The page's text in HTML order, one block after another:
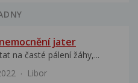
jater
na časté pálení žáhy,...
Libor